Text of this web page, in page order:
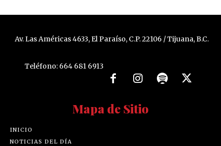
Av. Las Américas 4633, El Paraíso, C.P. 22106 / Tijuana, B.C.
Teléfono: 664 681 6913
Mapa de Sitio
INICIO
NOTICIAS DEL DÍA